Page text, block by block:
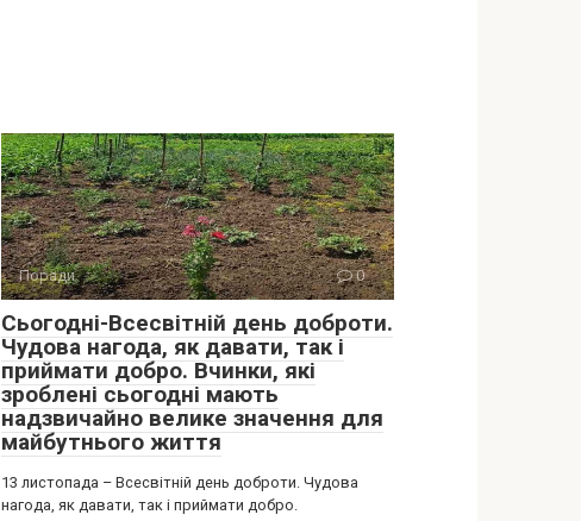
Поради 0
Сьогодні-Всесвітній день доброти.
Чудова нагода, як давати, так і
приймати добро. Вчинки, які
зроблені сьогодні мають
надзвичайно велике значення для
майбутнього життя
13 листопада – Всесвітній день доброти. Чудова
нагода, як давати, так і приймати добро.